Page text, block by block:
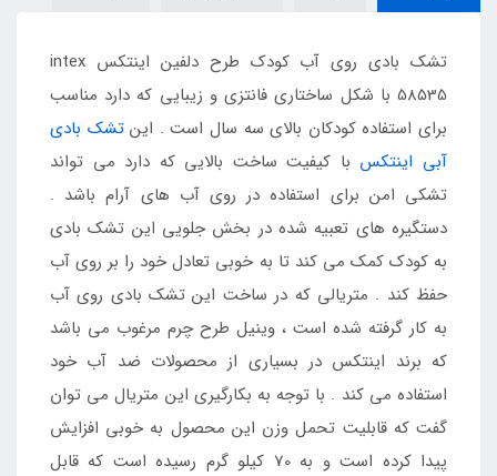
تشک بادی روی آب کودک طرح دلفین اینتکس intex
58535 با شکل ساختاری فانتزی و زیبایی که دارد مناسب
برای استفاده کودکان بالای سه سال است . اینتشک بادی
آبی اینتکس با کیفیت ساخت بالایی که دارد می تواند
تشکی امن برای استفاده در روی آب های آرام باشد .
دستگیره های تعبیه شده در بخش جلویی این تشک بادی
به کودک کمک می کند تا به خوبی تعادل خود را بر روی آب
حفظ کند . متریالی که در ساخت این تشک بادی روی آب
به کار گرفته شده است ، وینیل طرح چرم مرغوب می باشد
که برند اینتکس در بسیاری از محصولات ضد آب خود
استفاده می کند . با توجه به بکارگیری این متریال می توان
گفت که قابلیت تحمل وزن این محصول به خوبی افزایش
پیدا کرده است و به 70 کیلو گرم رسیده است که قابل